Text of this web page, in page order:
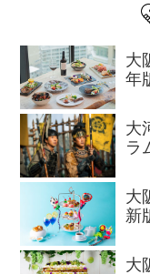
大
年
大
ラ
大
新
大